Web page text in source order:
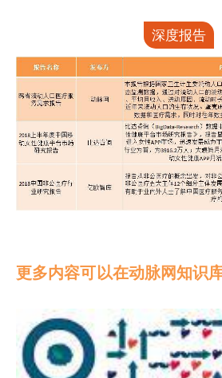
深度报告
更多内容可以在动脉网知识